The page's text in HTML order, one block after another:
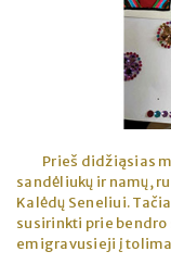
Prieš didžiąsias
sandėliukų ir namų,
Kalėdų Seneliui.
susirinkti prie
emigravusieji į